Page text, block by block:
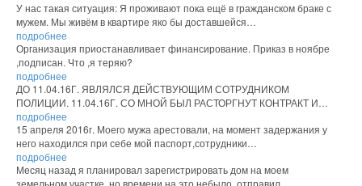
У нас такая ситуация: Я проживают пока ещё в гражданском браке с
мужем. Мы живём в квартире яко бы доставшейся…
подробнее
Организация приостанавливает финансирование. Приказ в ноябре
,подписан. Что ,я теряю?
подробнее
ДО 11.04.16Г. ЯВЛЯЛСЯ ДЕЙСТВУЮЩИМ СОТРУДНИКОМ
ПОЛИЦИИ. 11.04.16Г. СО МНОЙ БЫЛ РАСТОРГНУТ КОНТРАКТ И…
подробнее
15 апреля 2016г. Моего мужа арестовали, на момент задержания у
него находился при себе мой паспорт,сотрудники…
подробнее
Месяц назад я планировал зарегистрировать дом на моем
земельном участке, но времени на это небыло, отправил…